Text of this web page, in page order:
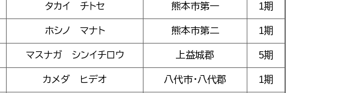
タカイ チトセ 熊本市第一 1期
ホシノ マナト 熊本市第二 1期
マスナガ シンイチロウ 上益城郡 5期
カメダ ヒデオ 八代市・八代郡 1期